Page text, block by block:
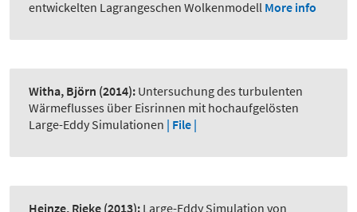
entwickelten Lagrangeschen Wolkenmodell More info
Witha, Björn (2014): Untersuchung des turbulenten
Wärmeflusses über Eisrinnen mit hochaufgelösten
Large-Eddy Simulationen | File |
Heinze, Rieke (2013): Large-Eddy Simulation von